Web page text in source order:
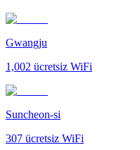
Gwangju
1,002 ücretsiz WiFi
Suncheon-si
307 ücretsiz WiFi